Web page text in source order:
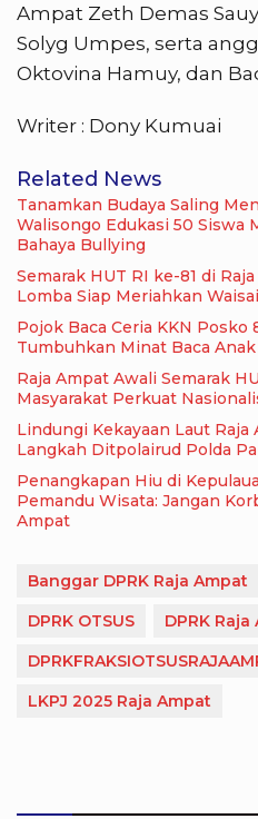
Ampat Zeth Demas
Solyg Umpes, serta
Oktovina Hamuy, dan
Writer : Dony Kumuai
Related News
Tanamkan Budaya Saling
Walisongo Edukasi 50 Siswa
Bahaya Bullying
Semarak HUT RI ke-81 di
Lomba Siap Meriahkan Waisai
Pojok Baca Ceria KKN Posko
Tumbuhkan Minat Baca
Raja Ampat Awali Semarak
Masyarakat Perkuat
Lindungi Kekayaan Laut Raja
Langkah Ditpolairud Polda
Penangkapan Hiu di
Pemandu Wisata: Jangan
Ampat
Banggar DPRK Raja Ampat
DPRK OTSUS
DPRK Raja
LKPJ 2025 Raja Ampat